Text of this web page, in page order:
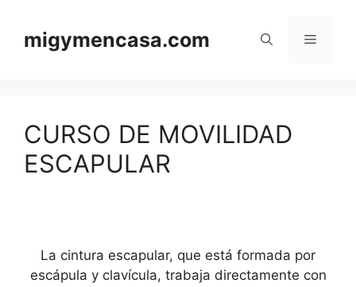
contenido
migymencasa.com Menú
CURSO DE MOVILIDAD
ESCAPULAR
La cintura escapular, que está formada por
escápula y clavícula, trabaja directamente con